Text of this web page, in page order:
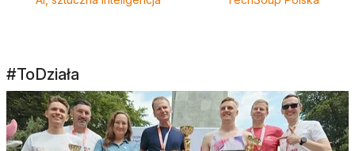
#ToDziała